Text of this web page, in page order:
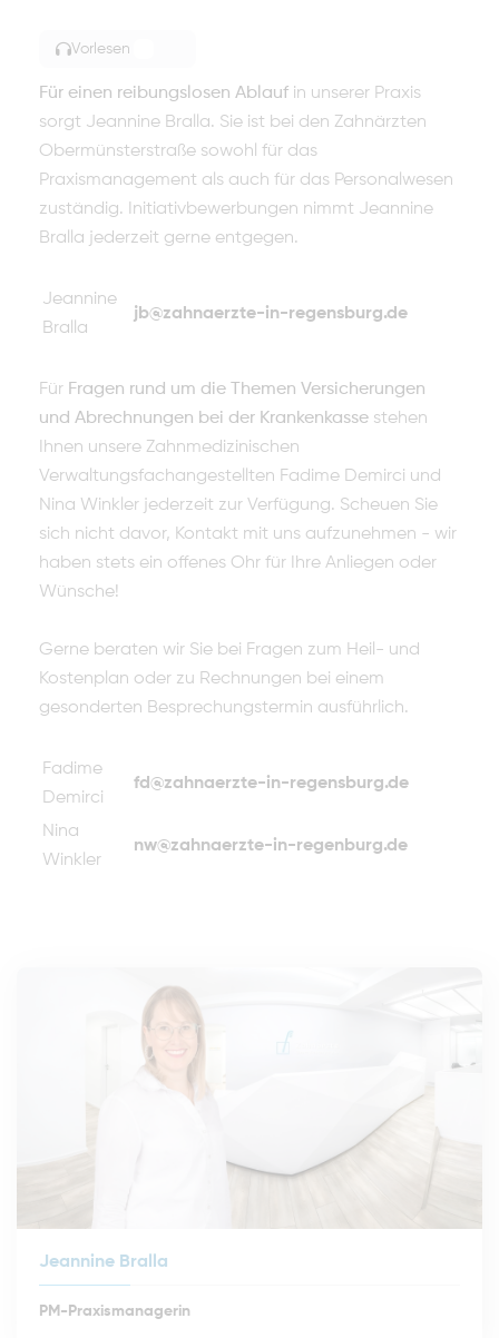
Vorlesen
Für einen reibungslosen Ablauf in unserer Praxis
sorgt Jeannine Bralla. Sie ist bei den Zahnärzten
Obermünsterstraße sowohl für das
Praxismanagement als auch für das Personalwesen
zuständig. Initiativbewerbungen nimmt Jeannine
Bralla jederzeit gerne entgegen.
Jeannine
Bralla
jb@zahnaerzte-in-regensburg.de
Für Fragen rund um die Themen Versicherungen
und Abrechnungen bei der Krankenkasse stehen
Ihnen unsere Zahnmedizinischen
Verwaltungsfachangestellten Fadime Demirci und
Nina Winkler jederzeit zur Verfügung. Scheuen Sie
sich nicht davor, Kontakt mit uns aufzunehmen - wir
haben stets ein offenes Ohr für Ihre Anliegen oder
Wünsche!
Gerne beraten wir Sie bei Fragen zum Heil- und
Kostenplan oder zu Rechnungen bei einem
gesonderten Besprechungstermin ausführlich.
Fadime
Demirci
fd@zahnaerzte-in-regensburg.de
Nina
Winkler
nw@zahnaerzte-in-regenburg.de
Jeannine Bralla
PM-Praxismanagerin